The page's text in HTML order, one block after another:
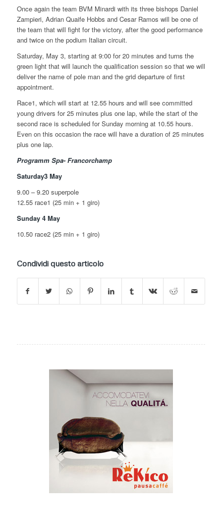
Once again the team BVM Minardi with its three bishops Daniel
Zampieri, Adrian Quaife Hobbs and Cesar Ramos will be one of
the team that will fight for the victory, after the good performance
and twice on the podium Italian circuit.
Saturday, May 3, starting at 9:00 for 20 minutes and turns the
green light that will launch the qualification session so that we will
deliver the name of pole man and the grid departure of first
appointment.
Race1, which will start at 12.55 hours and will see committed
young drivers for 25 minutes plus one lap, while the start of the
second race is scheduled for Sunday morning at 10.55 hours.
Even on this occasion the race will have a duration of 25 minutes
plus one lap.
Programm Spa- Francorchamp
Saturday3 May
9.00 – 9.20 superpole
12.55 race1 (25 min + 1 giro)
Sunday 4 May
10.50 race2 (25 min + 1 giro)
Condividi questo articolo